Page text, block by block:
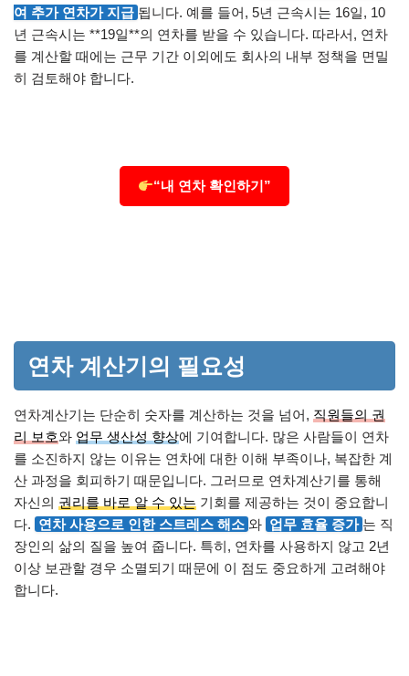
여 추가 연차가 지급 됩니다. 예를 들어, 5년 근속시는 16일, 10
년 근속시는 **19일**의 연차를 받을 수 있습니다. 따라서, 연차
를 계산할 때에는 근무 기간 이외에도 회사의 내부 정책을 면밀
히 검토해야 합니다.
“내 연차 확인하기”
연차 계산기의 필요성
연차계산기는 단순히 숫자를 계산하는 것을 넘어, 직원들의 권
리 보호와 업무 생산성 향상에 기여합니다. 많은 사람들이 연차
를 소진하지 않는 이유는 연차에 대한 이해 부족이나, 복잡한 계
산 과정을 회피하기 때문입니다. 그러므로 연차계산기를 통해
자신의 권리를 바로 알 수 있는 기회를 제공하는 것이 중요합니
다. 연차 사용으로 인한 스트레스 해소 와 업무 효율 증가 는 직
장인의 삶의 질을 높여 줍니다. 특히, 연차를 사용하지 않고 2년
이상 보관할 경우 소멸되기 때문에 이 점도 중요하게 고려해야
합니다.